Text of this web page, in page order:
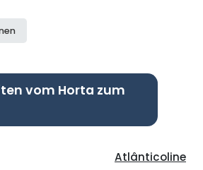
vom Horta zum
Atlânticoline